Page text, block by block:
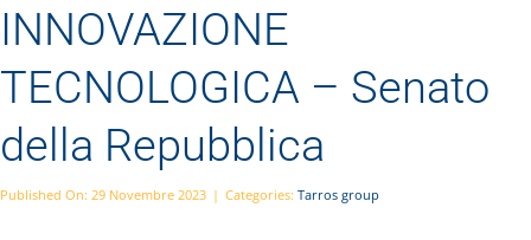
Sustainability
INNOVAZIONE
TECNOLOGICA – Senato
della Repubblica
Published On: 29 Novembre 2023 | Categories: Tarros group